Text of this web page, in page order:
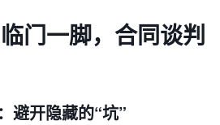
门一脚，合同谈判
避开隐藏的“坑”